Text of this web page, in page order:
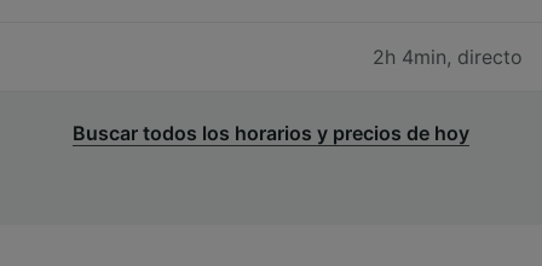
2h 4min, directo
Buscar todos los horarios y precios de hoy